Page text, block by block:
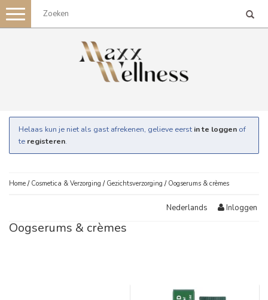
Toggle
navigation
Helaas kun je niet als gast afrekenen, gelieve eerst in te loggen of
te registeren.
Home / Cosmetica & Verzorging / Gezichtsverzorging / Oogserums & crèmes
Nederlands Inloggen
Oogserums & crèmes